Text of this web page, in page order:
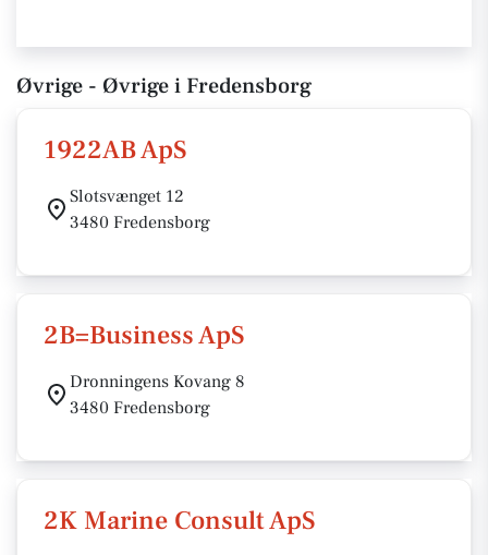
Øvrige - Øvrige i Fredensborg
1922AB ApS
Slotsvænget 12
3480 Fredensborg
2B=Business ApS
Dronningens Kovang 8
3480 Fredensborg
2K Marine Consult ApS